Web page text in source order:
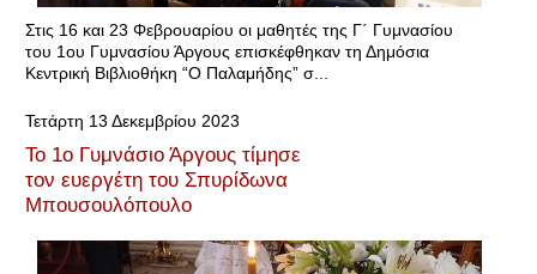
Στις 16 και 23 Φεβρουαρίου οι μαθητές της Γ΄ Γυμνασίου
του 1ου Γυμνασίου Άργους επισκέφθηκαν τη Δημόσια
Κεντρική Βιβλιοθήκη “Ο Παλαμήδης” σ...
Τετάρτη 13 Δεκεμβρίου 2023
Το 1ο Γυμνάσιο Άργους τίμησε
τον ευεργέτη του Σπυρίδωνα
Μπουσουλόπουλο